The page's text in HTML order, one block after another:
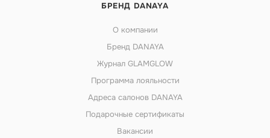
БРЕНД DANAYA
О компании
Бренд DANAYA
Журнал GLAMGLOW
Программа лояльности
Адреса салонов DANAYA
Подарочные сертификаты
Вакансии